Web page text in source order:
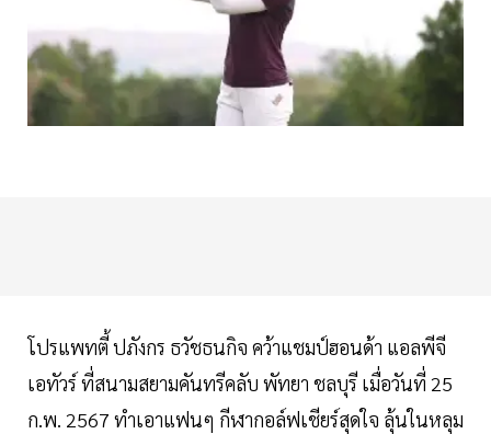
โปรแพทตี้ ปภังกร ธวัชธนกิจ คว้าแชมป์ฮอนด้า แอลพีจี
เอทัวร์ ที่สนามสยามคันทรีคลับ พัทยา ชลบุรี เมื่อวันที่ 25
ก.พ. 2567 ทำเอาแฟนๆ กีฬากอล์ฟเชียร์สุดใจ ลุ้นในหลุม